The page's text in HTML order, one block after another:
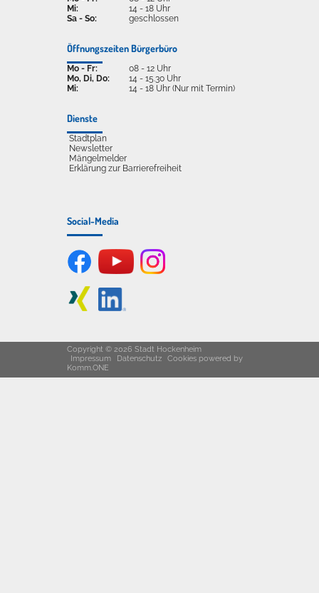
Mi:
Sa - So:
14 - 18 Uhr
geschlossen
Öffnungszeiten Bürgerbüro
Mo - Fr:
Mo, Di, Do:
Mi:
08 - 12 Uhr
14 - 15.30 Uhr
14 - 18 Uhr (Nur mit Termin)
Dienste
Stadtplan
Newsletter
Mängelmelder
Erklärung zur Barrierefreiheit
Social-Media
Copyright © 2026 Stadt Hockenheim
Impressum
Datenschutz Cookies powered by
Komm.ONE